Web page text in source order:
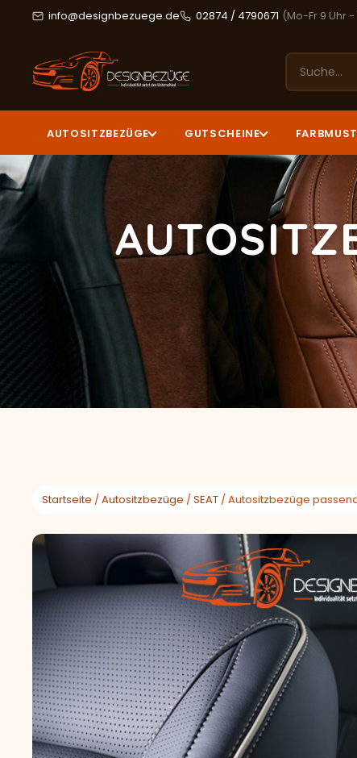
info@designbezuege.de 02874 / 4790671 (Mo-Fr 9 Uhr -
AUTOSITZBEZÜGE GUTSCHEINE
Startseite /Autositzbezüge /SEAT / Autositzbezüge